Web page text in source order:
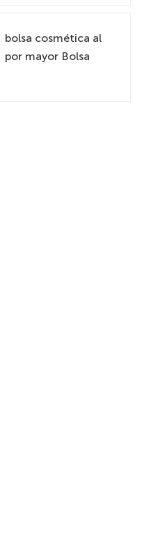
bolsa cosmética al
por mayor Bolsa